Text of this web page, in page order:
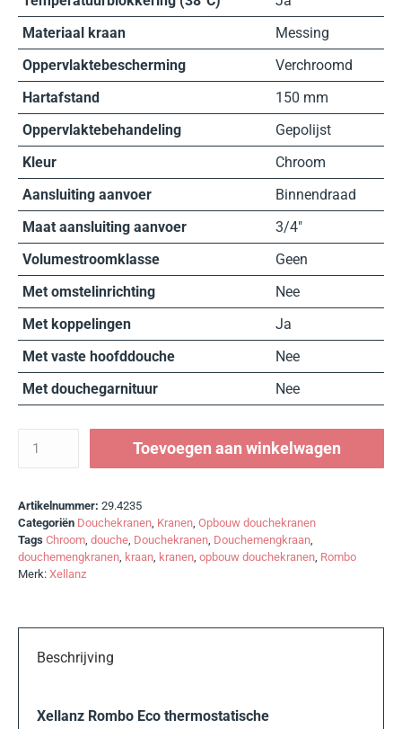
Materiaal kraan
Messing
Oppervlaktebescherming
Verchroomd
Hartafstand
150 mm
Oppervlaktebehandeling
Gepolijst
Kleur
Chroom
Aansluiting aanvoer
Binnendraad
Maat aansluiting aanvoer
3/4″
Volumestroomklasse
Geen
Met omstelinrichting
Nee
Met koppelingen
Ja
Met vaste hoofddouche
Nee
Met douchegarnituur
Nee
Toevoegen aan winkelwagen
Artikelnummer: 29.4235
Categoriën Douchekranen, Kranen, Opbouw douchekranen
Tags Chroom, douche, Douchekranen, Douchemengkraan,
douchemengkranen, kraan, kranen, opbouw douchekranen, Rombo
Merk: Xellanz
Beschrijving
Xellanz Rombo Eco thermostatische